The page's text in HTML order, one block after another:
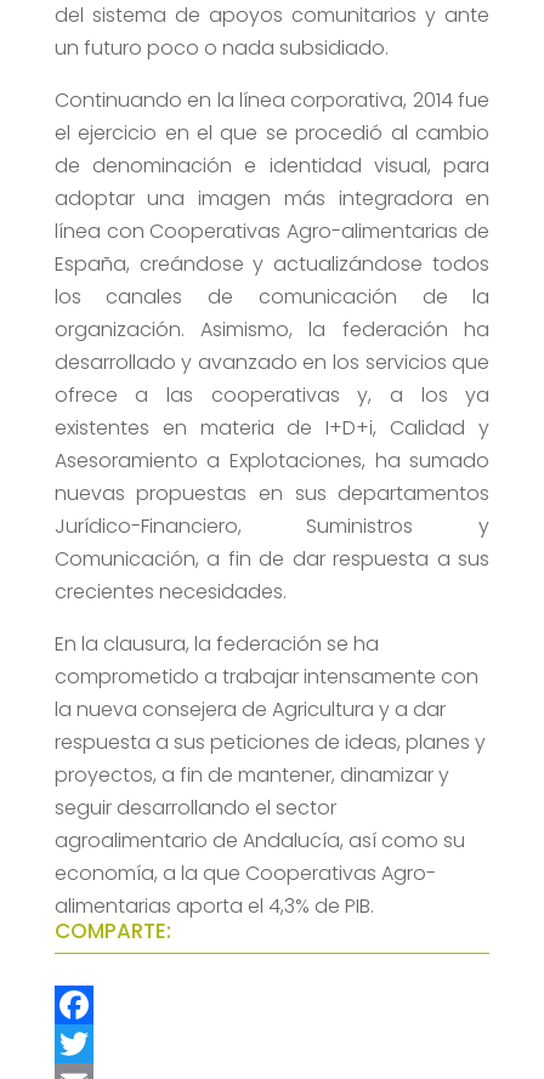
del sistema de apoyos comunitarios y ante
un futuro poco o nada subsidiado.
Continuando en la línea corporativa, 2014 fue
el ejercicio en el que se procedió al cambio
de denominación e identidad visual, para
adoptar una imagen más integradora en
línea con Cooperativas Agro-alimentarias de
España, creándose y actualizándose todos
los canales de comunicación de la
organización. Asimismo, la federación ha
desarrollado y avanzado en los servicios que
ofrece a las cooperativas y, a los ya
existentes en materia de I+D+i, Calidad y
Asesoramiento a Explotaciones, ha sumado
nuevas propuestas en sus departamentos
Jurídico-Financiero, Suministros y
Comunicación, a fin de dar respuesta a sus
crecientes necesidades.
En la clausura, la federación se ha
comprometido a trabajar intensamente con
la nueva consejera de Agricultura y a dar
respuesta a sus peticiones de ideas, planes y
proyectos, a fin de mantener, dinamizar y
seguir desarrollando el sector
agroalimentario de Andalucía, así como su
economía, a la que Cooperativas Agro-
alimentarias aporta el 4,3% de PIB.
COMPARTE:
F